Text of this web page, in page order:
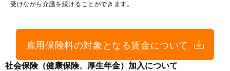
受けながら介護を続けることができます。
雇用保険料の対象となる賃金について
社会保険（健康保険、厚生年金）加入について